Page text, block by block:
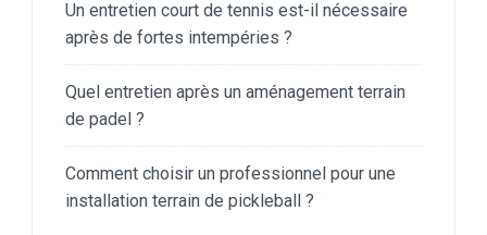
Un entretien court de tennis est-il nécessaire
après de fortes intempéries ?
Quel entretien après un aménagement terrain
de padel ?
Comment choisir un professionnel pour une
installation terrain de pickleball ?